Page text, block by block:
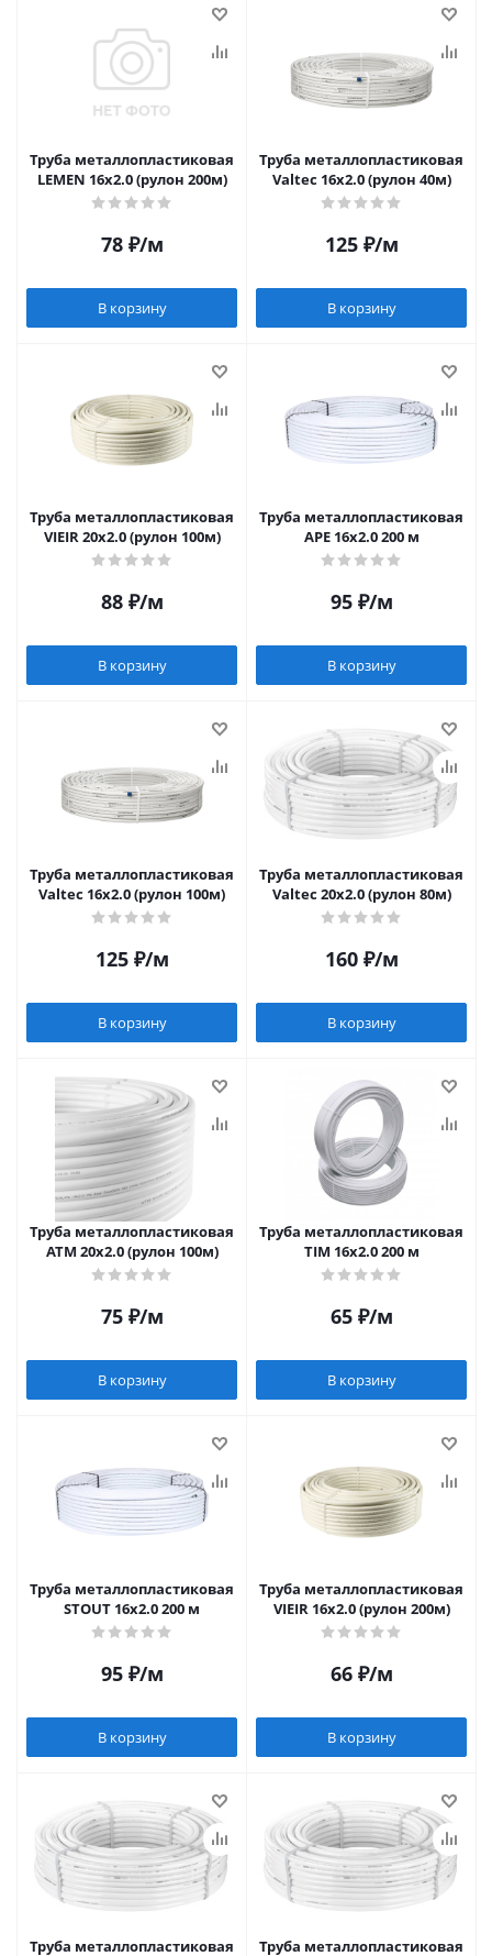
Труба металлопластиковая
LEMEN 16х2.0 (рулон 200м)
78₽/м
В корзину
Труба металлопластиковая
Valtec 16х2.0 (рулон 40м)
125₽/м
В корзину
Труба металлопластиковая
VIEIR 20х2.0 (рулон 100м)
88₽/м
В корзину
Труба металлопластиковая
APE 16х2.0 200 м
95₽/м
В корзину
Труба металлопластиковая
Valtec 16х2.0 (рулон 100м)
125₽/м
В корзину
Труба металлопластиковая
Valtec 20х2.0 (рулон 80м)
160₽/м
В корзину
Труба металлопластиковая
ATM 20х2.0 (рулон 100м)
75₽/м
В корзину
Труба металлопластиковая
TIM 16х2.0 200 м
65₽/м
В корзину
Труба металлопластиковая
STOUT 16х2.0 200 м
95₽/м
В корзину
Труба металлопластиковая
VIEIR 16х2.0 (рулон 200м)
66₽/м
В корзину
Труба металлопластиковая Труба металлопластиковая